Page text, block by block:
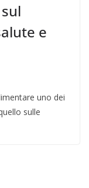
e
uno dei
sulle